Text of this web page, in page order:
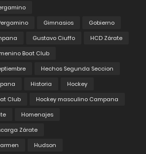
Gimnasios
Gobierno
Gustavo Ciuffo
HCD Zárate
Boat Club
Hechos Segunda Seccion
Historia
Hockey
Club
Hockey masculino Campana
Homenajes
Zárate
Hudson